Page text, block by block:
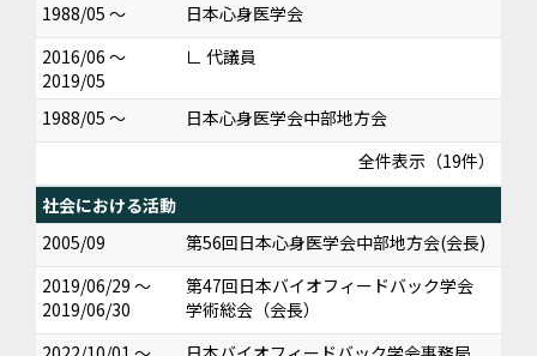
1988/05 ～
日本心身医学会
2016/06 ～
2019/05
∟ 代議員
1988/05 ～
日本心身医学会中部地方会
全件表示（19件）
社会における活動
2005/09
第56回日本心身医学会中部地方会(会長)
2019/06/29 ～
2019/06/30
第47回日本バイオフィードバック学会
学術総会（会長）